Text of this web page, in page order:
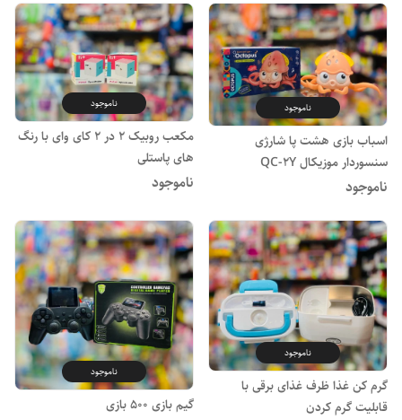
ناموجود
اسباب بازی هشت پا شارژی
سنسوردار موزیکال QC-2Y
ناموجود
ناموجود
مکعب روبیک ۲ در ۲ کای وای با رنگ
های پاستلی
ناموجود
ناموجود
گرم کن غذا ظرف غذای برقی با
قابلیت گرم کردن
ناموجود
گیم بازی 500 بازی